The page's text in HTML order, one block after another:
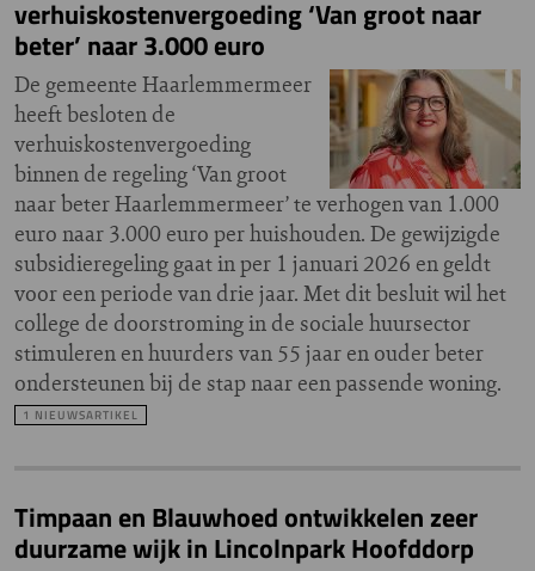
verhuiskostenvergoeding ‘Van groot naar
beter’ naar 3.000 euro
De gemeente Haarlemmermeer
heeft besloten de
verhuiskostenvergoeding
binnen de regeling ‘Van groot
naar beter Haarlemmermeer’ te verhogen van 1.000
euro naar 3.000 euro per huishouden. De gewijzigde
subsidieregeling gaat in per 1 januari 2026 en geldt
voor een periode van drie jaar. Met dit besluit wil het
college de doorstroming in de sociale huursector
stimuleren en huurders van 55 jaar en ouder beter
ondersteunen bij de stap naar een passende woning.
1 NIEUWSARTIKEL
Timpaan en Blauwhoed ontwikkelen zeer
duurzame wijk in Lincolnpark Hoofddorp